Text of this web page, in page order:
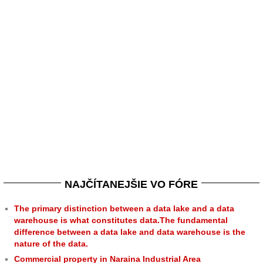
NAJČÍTANEJŠIE VO FÓRE
The primary distinction between a data lake and a data
warehouse is what constitutes data.The fundamental
difference between a data lake and data warehouse is the
nature of the data.
Commercial property in Naraina Industrial Area